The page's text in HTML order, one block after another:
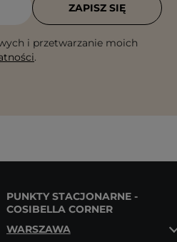
i przetwarzanie moich
.
ZAPISZ SIĘ
PUNKTY STACJONARNE -
COSIBELLA CORNER
WARSZAWA